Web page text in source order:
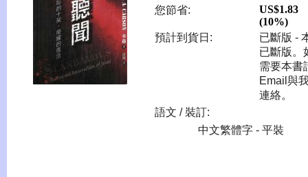
您節省:
US$1.83
(10%)
預計到貨日:
已斷版 -
已斷版。
需要本書
Email與
連絡。
語文 / 裝訂:
中文繁體字 - 平裝